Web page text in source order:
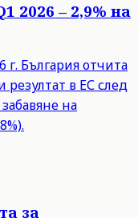
2026 – 2,9% на
България отчита
в ЕС след
на
за